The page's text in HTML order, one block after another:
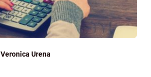
Veronica Urena